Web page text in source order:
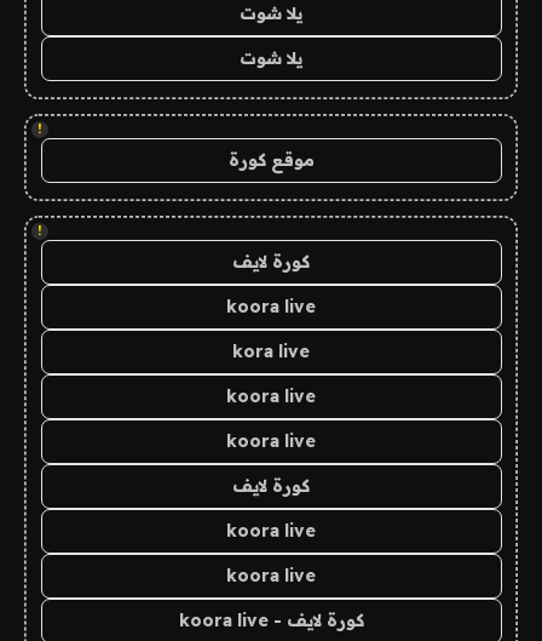
يلا شوت
يلا شوت
!
موقع كورة
!
كورة لايف
koora live
kora live
koora live
koora live
كورة لايف
koora live
koora live
كورة لايف - koora live